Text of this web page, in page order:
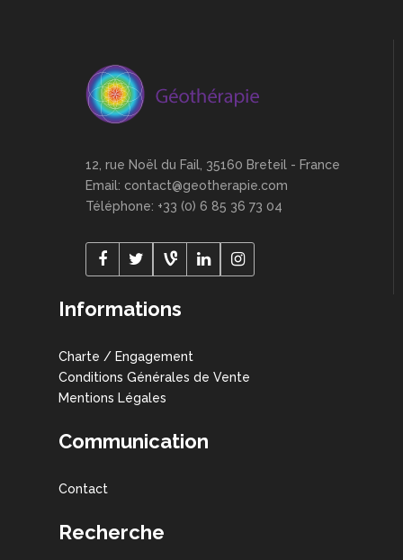
12, rue Noël du Fail, 35160 Breteil - France
Email: contact@geotherapie.com
Téléphone: +33 (0) 6 85 36 73 04
Informations
Charte / Engagement
Conditions Générales de Vente
Mentions Légales
Communication
Contact
Recherche